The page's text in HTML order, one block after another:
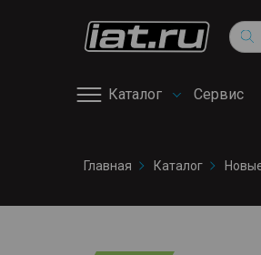
Каталог Сервис
сервис
Снегоходы
Квадроциклы
Главная Каталог